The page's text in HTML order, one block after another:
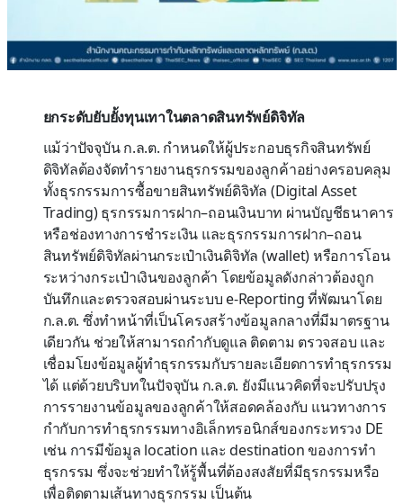
ยกระดับยับยั้งทุนเทาในตลาดสินทรัพย์ดิจิทัล
แม้ว่าปัจจุบัน ก.ล.ต. กำหนดให้ผู้ประกอบธุรกิจสินทรัพย์
ดิจิทัลต้องจัดทำรายงานธุรกรรมของลูกค้าอย่างครอบคลุม
ทั้งธุรกรรมการซื้อขายสินทรัพย์ดิจิทัล (Digital Asset
Trading) ธุรกรรมการฝาก–ถอนเงินบาท ผ่านบัญชีธนาคาร
หรือช่องทางการชำระเงิน และธุรกรรมการฝาก–ถอน
สินทรัพย์ดิจิทัลผ่านกระเป๋าเงินดิจิทัล (wallet) หรือการโอน
ระหว่างกระเป๋าเงินของลูกค้า โดยข้อมูลดังกล่าวต้องถูก
บันทึกและตรวจสอบผ่านระบบ e-Reporting ที่พัฒนาโดย
ก.ล.ต. ซึ่งทำหน้าที่เป็นโครงสร้างข้อมูลกลางที่มีมาตรฐาน
เดียวกัน ช่วยให้สามารถกำกับดูแล ติดตาม ตรวจสอบ และ
เชื่อมโยงข้อมูลผู้ทำธุรกรรมกับรายละเอียดการทำธุรกรรม
ได้ แต่ด้วยบริบทในปัจจุบัน ก.ล.ต. ยังมีแนวคิดที่จะปรับปรุง
การรายงานข้อมูลของลูกค้าให้สอดคล้องกับ แนวทางการ
กำกับการทำธุรกรรมทางอิเล็กทรอนิกส์ของกระทรวง DE
เช่น การมีข้อมูล location และ destination ของการทำ
ธุรกรรม ซึ่งจะช่วยทำให้รู้พื้นที่ต้องสงสัยที่มีธุรกรรมหรือ
เพื่อติดตามเส้นทางธุรกรรม เป็นต้น